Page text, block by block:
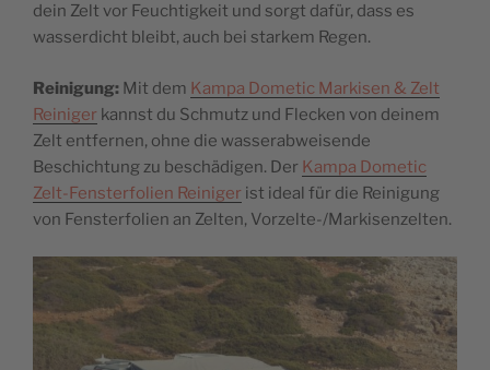
dein Zelt vor Feuchtigkeit und sorgt dafür, dass es
wasserdicht bleibt, auch bei starkem Regen.
Reinigung: Mit dem Kampa Dometic Markisen & Zelt
Reiniger kannst du Schmutz und Flecken von deinem
Zelt entfernen, ohne die wasserabweisende
Beschichtung zu beschädigen. Der Kampa Dometic
Zelt-Fensterfolien Reiniger ist ideal für die Reinigung
von Fensterfolien an Zelten, Vorzelte-/Markisenzelten.